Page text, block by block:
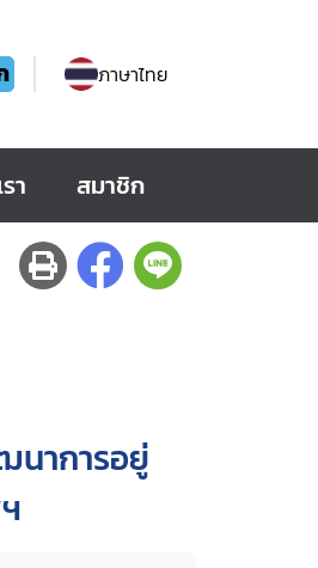
ภาษาไทย
า สมาชิก
นาการอยู่